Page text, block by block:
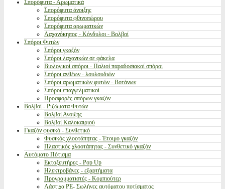
Σπορόφυτα - Αρωματικά
Σπορόφυτα άνοιξης
Σπορόφυτα φθινοπώρου
Σπορόφυτα αρωματικών
Λαχανόκηπος - Κόνδυλοι - Βολβοί
Σπόροι Φυτών
Σπόροι γκαζόν
Σπόροι λαχανικών σε φάκελα
Βιολογικοί σπόροι - Παλιοί παραδοσιακοί σπόροι
Σπόροι ανθέων - λουλουδιών
Σπόροι αρωματικών φυτών - Βοτάνων
Σπόροι επαγγελματικοί
Προσφορές σπόρων γκαζόν
Βολβοί - Ριζώματα Φυτών
Βολβοί Ανοιξης
Βολβοί Καλοκαιριού
Γκαζόν φυσικό - Συνθετικό
Φυσικός χλοοτάπητας - Έτοιμο γκαζόν
Πλαστικός χλοοτάπητας - Συνθετικό γκαζόν
Αυτόματο Πότισμα
Εκτοξευτήρες - Pop Up
Ηλεκτροβάνες - εξαρτήματα
Προγραμματιστές - Κομπιούτερ
Λάστιχα PE- Σωλήνες αυτόματου ποτίσματος